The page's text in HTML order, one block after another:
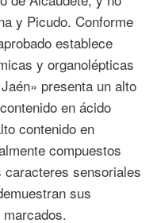
y Picudo. Conforme
establece
y organolépticas
presenta un alto
en ácido
contenido en
compuestos
sensoriales
sus